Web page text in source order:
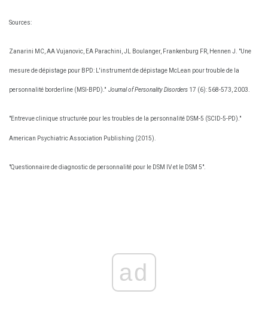
Sources:
Zanarini MC, AA Vujanovic, EA Parachini, JL Boulanger, Frankenburg FR, Hennen J. "Une
mesure de dépistage pour BPD: L'instrument de dépistage McLean pour trouble de la
personnalité borderline (MSI-BPD)." Journal of Personality Disorders 17 (6): 568-573, 2003.
"Entrevue clinique structurée pour les troubles de la personnalité DSM-5 (SCID-5-PD)."
American Psychiatric Association Publishing (2015).
"Questionnaire de diagnostic de personnalité pour le DSM IV et le DSM 5".
ad